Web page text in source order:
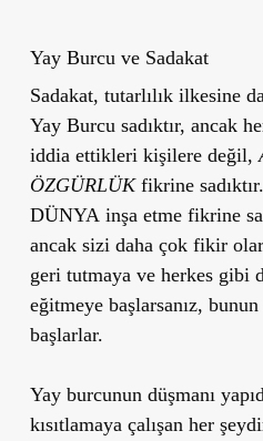
Yay Burcu ve Sadakat
Sadakat, tutarlılık ilkesine
Yay Burcu sadıktır, ancak
iddia ettikleri kişilere değil,
ÖZGÜRLÜKfikrine sadıktır.
DÜNYA inşa etme fikrine
ancak sizi daha çok fikir
geri tutmaya ve herkes gibi
eğitmeye başlarsanız,
başlarlar.
Yay burcunun düşmanı
kısıtlamaya çalışan her